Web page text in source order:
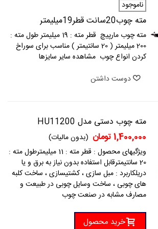
ناموجود
مته چوب20سانت قطر19میلیمتر
مته چوب مارپیچ قطر مته : 19 میلیمتر طول مته :
200 میلیمتر ( 20 سانتیمتر ) مناسب برای سوراخ
کردن انواع چوب مشاهده سایر سایزها
دوست داشتن
مته چوب دستی مدل HU11200
1,400,000 تومان
(بدون مالیات)
ویژگیهای محصول : قطر مته : 11 میلیمترطول مته :
20 سانتیمترقابل استفاده بدون نیاز به برق و یا
دریلکاربرد : مبل سازی ، کشتیسازی ، ساخت کلبه
های چوبی ، ساخت وسایل چوبی در طبیعت و
مصارف مشابه در صنعت چوب
خرید محصول